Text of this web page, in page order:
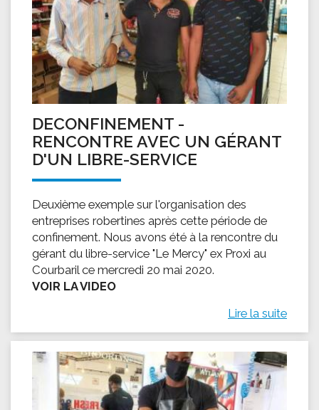
DECONFINEMENT -
RENCONTRE AVEC UN GÉRANT
D'UN LIBRE-SERVICE
Deuxième exemple sur l'organisation des
entreprises robertines après cette période de
confinement. Nous avons été à la rencontre du
gérant du libre-service "Le Mercy" ex Proxi au
Courbaril ce mercredi 20 mai 2020.
VOIR LA VIDEO
Lire la suite